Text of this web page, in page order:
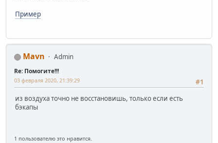
Пример
Mavn Admin
Re: Помогите!!!
#1
03 февраля 2020, 21:39:29
из воздуха точно не восстановишь, только если есть
бэкапы
1 пользователю это нравится.